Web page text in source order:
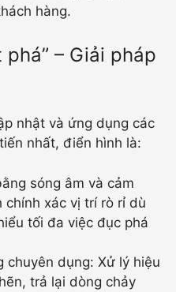
hàng.
– Giải pháp
nhật và ứng dụng các
nhất, điển hình là:
sóng âm và cảm
chính xác vị trí rò rỉ dù
tối đa việc đục phá
chuyên dụng: Xử lý hiệu
trả lại dòng chảy